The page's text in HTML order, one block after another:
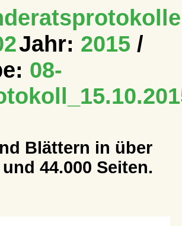
Jahr: 2015 /
08-
Blättern in über
44.000 Seiten.